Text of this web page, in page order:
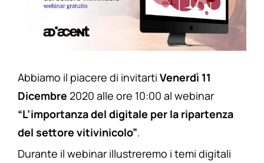
Abbiamo il piacere di invitarti Venerdì 11
Dicembre 2020 alle ore 10:00 al webinar
“L’importanza del digitale per la ripartenza
del settore vitivinicolo”.
Durante il webinar illustreremo i temi digitali